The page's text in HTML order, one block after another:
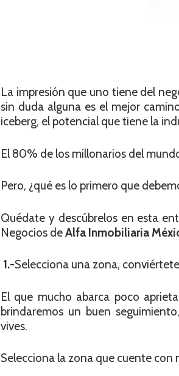
La impresión que uno tiene del
sin duda alguna es el mejor
iceberg, el potencial que tiene la
El 80% de los millonarios del
Pero, ¿qué es lo primero que
Quédate y descúbrelos en esta
Negocios deAlfa Inmobiliaria
1.-Selecciona una zona,
El que mucho abarca poco
brindaremos un buen
vives.
Selecciona la zona que cuente